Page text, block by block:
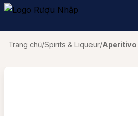
Trang chủ/Spirits & Liqueur/Aperitivo